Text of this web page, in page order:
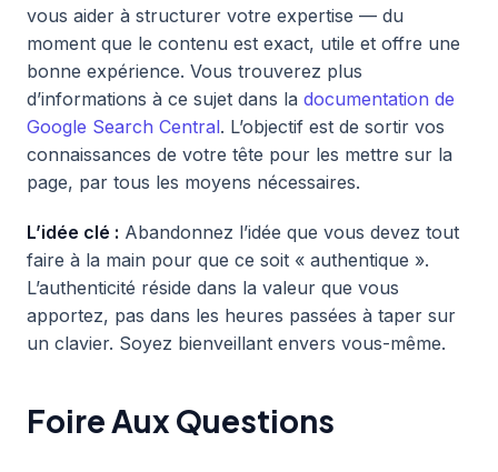
vous aider à structurer votre expertise — du
moment que le contenu est exact, utile et offre une
bonne expérience. Vous trouverez plus
d’informations à ce sujet dans la documentation de
Google Search Central. L’objectif est de sortir vos
connaissances de votre tête pour les mettre sur la
page, par tous les moyens nécessaires.
L’idée clé : Abandonnez l’idée que vous devez tout
faire à la main pour que ce soit « authentique ».
L’authenticité réside dans la valeur que vous
apportez, pas dans les heures passées à taper sur
un clavier. Soyez bienveillant envers vous-même.
Foire Aux Questions